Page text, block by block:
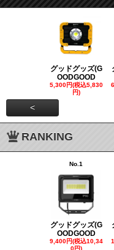
グッドグッズ(G
OODGOOD
5,300円(税込5,830
円)
<
RANKING
No.1
グッドグッズ(G
OODGOOD
9,400円(税込10,34
0円)